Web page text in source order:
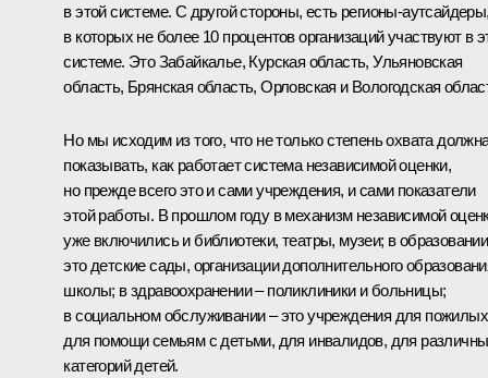
в этой системе. С другой стороны, есть регионы-
в которых не более 10 процентов организаций участвуют в
системе. Это Забайкалье, Курская область, Ульяновская
область, Брянская область, Орловская и Вологодская
Но мы исходим из того, что не только степень охвата
показывать, как работает система независимой оценки,
но прежде всего это и сами учреждения, и сами показатели
этой работы. В прошлом году в механизм независимой
уже включились и библиотеки, театры, музеи; в
это детские сады, организации дополнительного
школы; в здравоохранении – поликлиники и больницы;
в социальном обслуживании – это учреждения для
для помощи семьям с детьми, для инвалидов, для
категорий детей.